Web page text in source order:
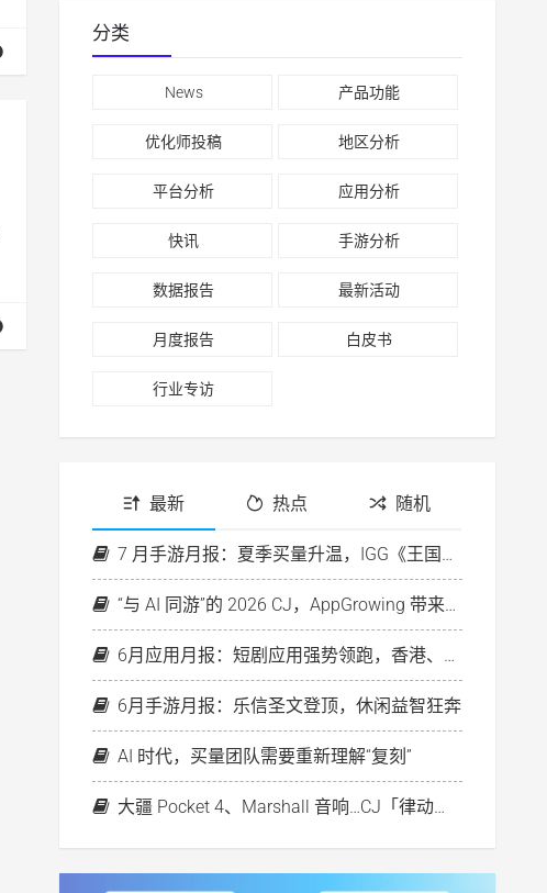
分类
News 产品功能
优化师投稿 地区分析
平台分析 应用分析
快讯 手游分析
数据报告 最新活动
月度报告 白皮书
行业专访
最新 热点 随机
7 月手游月报：夏季买量升温，IGG《王国纪元》再次破圈
“与 AI 同游”的 2026 CJ，AppGrowing 带来行业首个素材策略分析 Agent
6月应用月报：短剧应用强势领跑，香港、欧洲房产平台投放升温
6月手游月报：乐信圣文登顶，休闲益智狂奔
AI 时代，买量团队需要重新理解“复刻”
大疆 Pocket 4、Marshall 音响…CJ「律动之夜」好礼等你来！